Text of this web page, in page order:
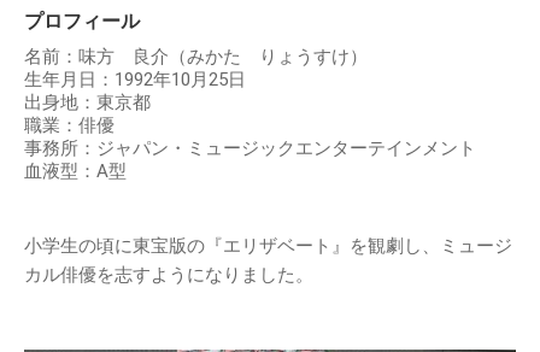
プロフィール
名前：味方 良介（みかた りょうすけ）
生年月日：1992年10月25日
出身地：東京都
職業：俳優
事務所：ジャパン・ミュージックエンターテインメント
血液型：A型
小学生の頃に東宝版の『エリザベート』を観劇し、ミュージ
カル俳優を志すようになりました。